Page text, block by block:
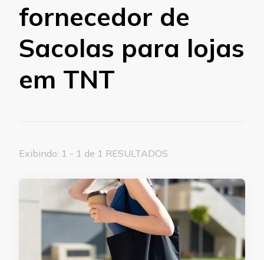
fornecedor de
Sacolas para lojas
em TNT
Exibindo: 1 - 1 de 1 RESULTADOS